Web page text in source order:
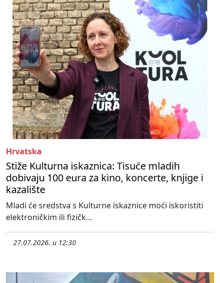
Hrvatska
Stiže Kulturna iskaznica: Tisuće mladih
dobivaju 100 eura za kino, koncerte, knjige i
kazalište
Mladi će sredstva s Kulturne iskaznice moći iskoristiti
elektroničkim ili fizičk...
27.07.2026. u 12:30